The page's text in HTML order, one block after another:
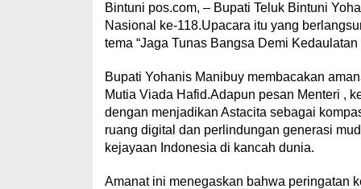
Bintuni pos.com, – Bupati Teluk Bintuni
Nasional ke-118.Upacara itu yang
tema “Jaga Tunas Bangsa Demi Kedaulatan
Bupati Yohanis Manibuy membacakan
Mutia Viada Hafid.Adapun pesan Menteri ,
dengan menjadikan Astacita sebagai
ruang digital dan perlindungan generasi
kejayaan Indonesia di kancah dunia.
Amanat ini menegaskan bahwa peringatan